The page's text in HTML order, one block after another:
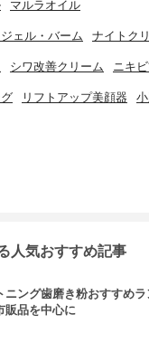
マルラオイル
ェル・バーム ナイトク
シワ改善クリーム ニキ
リフトアップ美顔器
人気おすすめ記事
ニング歯磨き粉おすすめ
販品を中心に